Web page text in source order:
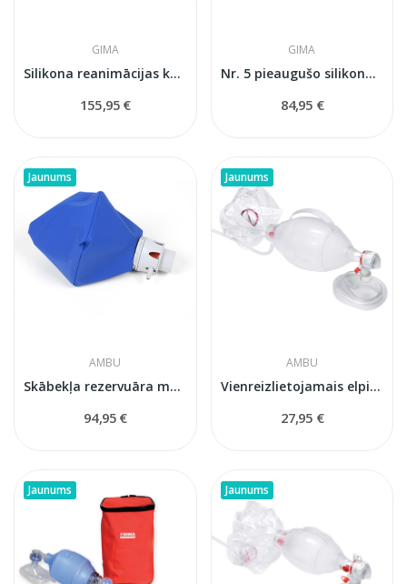
GIMA
Silikona reanimācijas komplekts pieaugušajiem...
155,95 €
GIMA
Nr. 5 pieaugušo silikona reanimācijas maiss ar...
84,95 €
Jaunums
AMBU
Skābekļa rezervuāra maiss Ambu pieaugušajiem...
94,95 €
Jaunums
AMBU
Vienreizlietojamais elpināšanas maiss Ambu SPUR...
27,95 €
Jaunums Jaunums